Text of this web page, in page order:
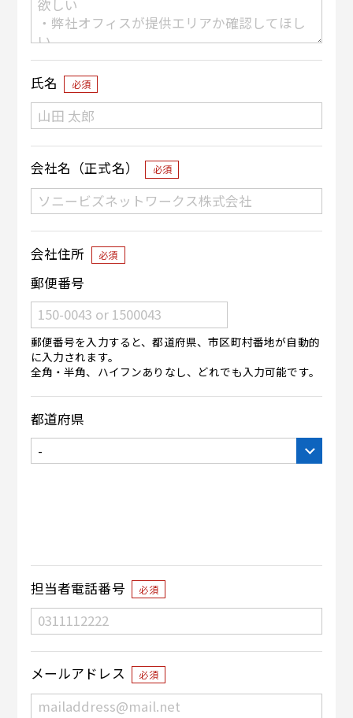
氏名 必須
会社名（正式名） 必須
会社住所 必須
郵便番号
郵便番号を入力すると、都道府県、市区町村番地が自動的
に入力されます。
全角・半角、ハイフンありなし、どれでも入力可能です。
都道府県
担当者電話番号 必須
メールアドレス 必須